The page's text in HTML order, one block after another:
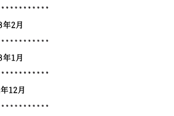
2月
1月
12月